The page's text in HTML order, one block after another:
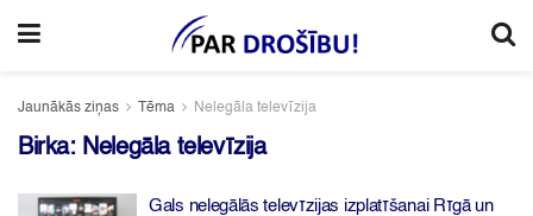
Jaunākās ziņas Tēma Nelegāla televīzija
Birka: Nelegāla televīzija
Gals nelegālās televīzijas izplatīšanai Rīgā un